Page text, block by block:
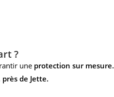
?
une protection sur mesure.
près de Jette.